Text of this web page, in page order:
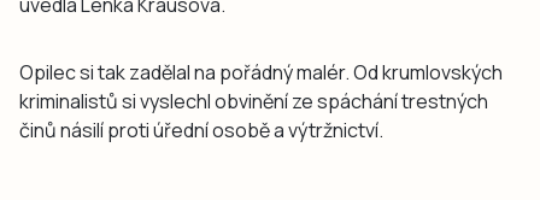
Opilec si tak zadělal na pořádný malér. Od krumlovských
kriminalistů si vyslechl obvinění ze spáchání trestných
činů násilí proti úřední osobě a výtržnictví.